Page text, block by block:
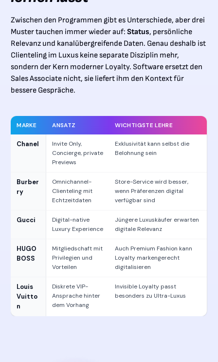
Zwischen den Programmen gibt es Unterschiede, aber drei
Muster tauchen immer wieder auf:Status, persönliche
Relevanz und kanalübergreifende Daten. Genau deshalb ist
Clienteling im Luxus keine separate Disziplin mehr,
sondern der Kern moderner Loyalty. Software ersetzt den
Sales Associate nicht, sie liefert ihm den Kontext für
bessere Gespräche.
MARKE ANSATZ WICHTIGSTE LEHRE
Chanel
Invite Only,
Concierge, private
Previews
Exklusivität kann selbst die
Belohnung sein
Burber
ry
Omnichannel-
Clienteling mit
Echtzeitdaten
Store-Service wird besser,
wenn Präferenzen digital
verfügbar sind
Gucci
Digital-native
Luxury Experience
Jüngere Luxuskäufer erwarten
digitale Relevanz
HUGO
BOSS
Mitgliedschaft mit
Privilegien und
Vorteilen
Auch Premium Fashion kann
Loyalty markengerecht
digitalisieren
Louis
Vuitto
n
Diskrete VIP-
Ansprache hinter
dem Vorhang
Invisible Loyalty passt
besonders zu Ultra-Luxus